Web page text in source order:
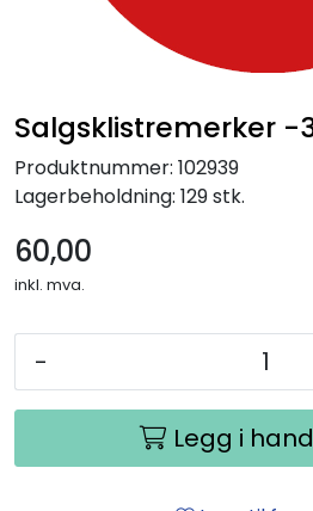
Salgsklistremerker -
Produktnummer: 102939
Lagerbeholdning: 129 stk.
60,00
inkl. mva.
-
Legg i